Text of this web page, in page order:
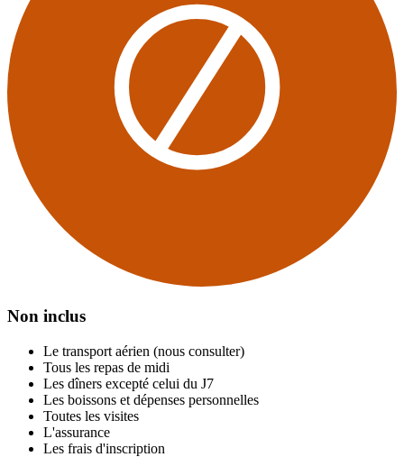
Non inclus
Le transport aérien (nous consulter)
Tous les repas de midi
Les dîners excepté celui du J7
Les boissons et dépenses personnelles
Toutes les visites
L'assurance
Les frais d'inscription